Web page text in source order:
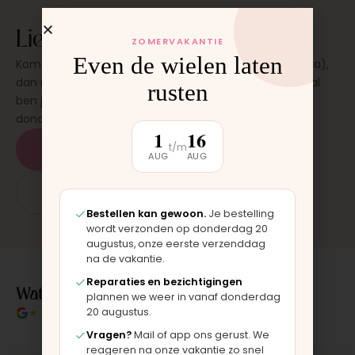
Liever laten plaatsen?
Kom langs in onze werkplaats in Moordrecht (bij Gouda),
dan monteren wij het onderdeel direct voor je. Meestal
ben je binnen 15 tot 20 minuten weer buiten. Op
donderdag en zaterdag, op afspraak.
Plan een afspraak
App: 06 - 2862 1330
Wat klanten over ons zeggen
★★★★★ 4.9/5 klantbeoordeling
ZOMERVAKANTIE
Even de wielen laten
rusten
1
AUG
t/m16
AUG
Bestellen kan gewoon. Je bestelling
wordt verzonden op donderdag 20
augustus, onze eerste verzenddag
na de vakantie.
Reparaties en bezichtigingen
plannen we weer in vanaf donderdag
20 augustus.
Vragen?Mail of app ons gerust. We
reageren na onze vakantie zo snel